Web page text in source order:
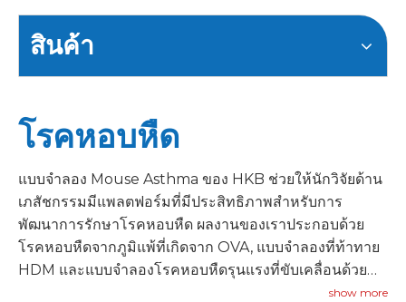
สินค้า
โรคหอบหืด
แบบจำลอง Mouse Asthma ของ HKB ช่วยให้นักวิจัยด้าน
เภสัชกรรมมีแพลตฟอร์มที่มีประสิทธิภาพสำหรับการ
พัฒนาการรักษาโรคหอบหืด ผลงานของเราประกอบด้วย
โรคหอบหืดจากภูมิแพ้ที่เกิดจาก OVA, แบบจำลองที่ท้าทาย
HDM และแบบจำลองโรคหอบหืดรุนแรงที่ขับเคลื่อนด้วย
IL-33 ซึ่งเป็นตัวแทนของฟีโนไทป์ของโรคหอบหืดต่างๆshow more